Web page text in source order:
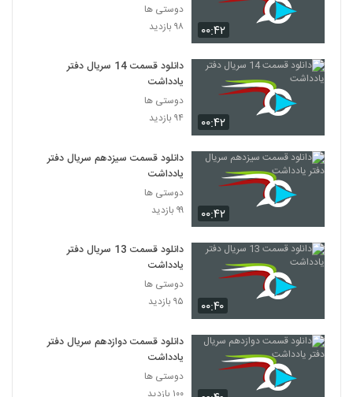
۰۰:۴۲
دوستی ها
۹۸ بازدید
۰۰:۴۲
دانلود قسمت 14 سریال دفتر
یادداشت
دوستی ها
۹۴ بازدید
۰۰:۴۲
دانلود قسمت سیزدهم سریال دفتر
یادداشت
دوستی ها
۹۹ بازدید
۰۰:۴۰
دانلود قسمت 13 سریال دفتر
یادداشت
دوستی ها
۹۵ بازدید
دانلود قسمت دوازدهم سریال دفتر
یادداشت
دوستی ها
۱۰۰ بازدید